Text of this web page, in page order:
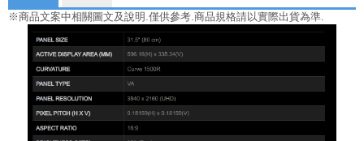
※商品文案中相關圖文及說明.僅供參考.商品規格請以實際出貨為準.